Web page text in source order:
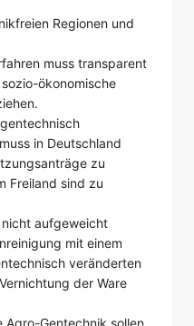
Regionen und
muss transparent
ökonomische
in Deutschland
zu
Freiland sind zu
nicht aufgeweicht
mit einem
veränderten
der Ware
Agro-Gentechnik sollen